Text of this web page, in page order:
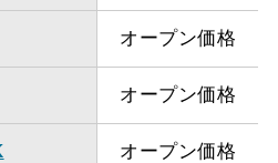
オープン価格
オープン価格
オープン価格